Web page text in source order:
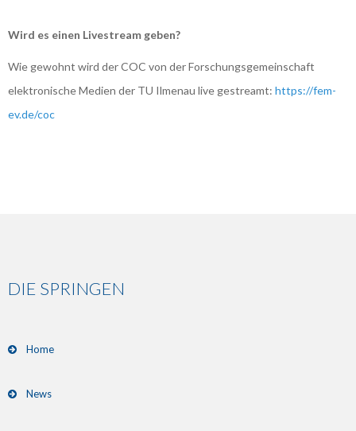
Wird es einen Livestream geben?
Wie gewohnt wird der COC von der Forschungsgemeinschaft
elektronische Medien der TU Ilmenau live gestreamt: https://fem-
ev.de/coc
DIE SPRINGEN
Home
News